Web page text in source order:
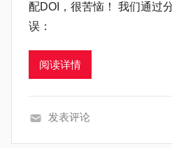
配DOI，很苦恼！ 我们通过
误：
阅读详情
发表评论